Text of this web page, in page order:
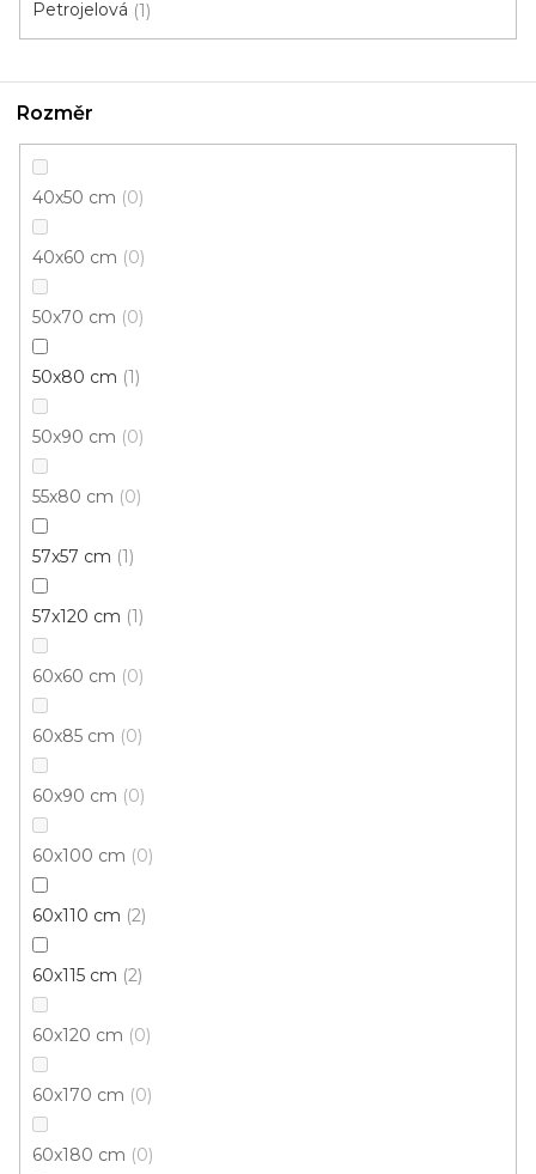
Petrojelová 1
Rozměr
40x50 cm 0
40x60 cm 0
50x70 cm 0
50x80 cm 1
50x90 cm 0
55x80 cm 0
57x57 cm 1
57x120 cm 1
60x60 cm 0
60x85 cm 0
60x90 cm 0
60x100 cm 0
60x110 cm 2
60x115 cm 2
60x120 cm 0
60x170 cm 0
60x180 cm 0
Kusový koberec VIOLIN tyrkysově-černá
od764 Kč/ ks
80x150 cm
Kusový koberec QUBA petrolejová
od871 Kč/ ks
80x150 cm 120x160 cm